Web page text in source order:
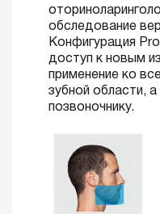
обследование
Конфигурация
доступ к новым
применение ко
зубной области,
позвоночнику.